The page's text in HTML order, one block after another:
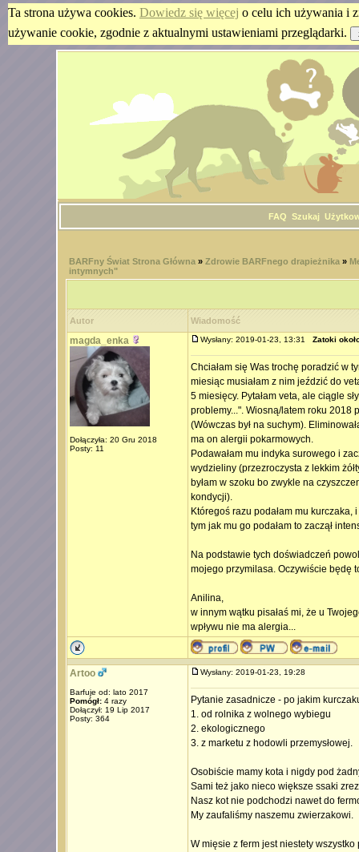
Ta strona używa cookies. Dowiedz się więcej o celu ich używania i
używanie cookie, zgodnie z aktualnymi ustawieniami przeglądarki.
FAQ Szukaj
BARFny Świat Strona Główna» Zdrowie BARFnego drapieżnika»
intymnych"
Autor Wiadomość
magda_enka
Dołączyła: 20 Gru 2018
Posty: 11
Wysłany: 2019-01-23, 13:31 Zatoki
Chciałam się Was trochę poradzić w
miesiąc musiałam z nim jeździć do
5 miesięcy. Pytałam veta, ale ciągle
problemy...". Wiosną/latem roku 2018
(Wówczas był na suchym).
ma on alergii pokarmowych.
Podawałam mu indyka surowego i
wydzieliny (przezroczysta z lekkim
byłam w szoku bo zwykle na
kondycji).
Któregoś razu podałam mu
tym jak mu go podałam to zaczął
Na podstawie tych doświadczeń
mojego przymilasa. Oczywiście będę
Anilina,
w innym wątku pisałaś mi, że u
wpływu nie ma alergia...
Artoo
Barfuje od: lato 2017
Pomógł:4 razy
Dołączył: 19 Lip 2017
Posty: 364
Wysłany: 2019-01-23, 19:28
Pytanie zasadnicze - po jakim
1. od rolnika z wolnego wybiegu
2. ekologicznego
3. z marketu z hodowli przemysłowej.
Osobiście mamy kota i nigdy pod
Sami też jako nieco większe ssaki
Nasz kot nie podchodzi nawet do
My zaufaliśmy naszemu zwierzakowi.
W mięsie z ferm jest niestety